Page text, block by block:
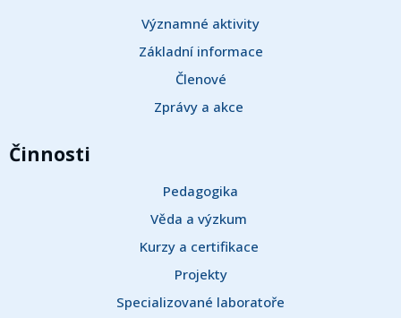
Významné aktivity
Základní informace
Členové
Zprávy a akce
Činnosti
Pedagogika
Věda a výzkum
Kurzy a certifikace
Projekty
Specializované laboratoře